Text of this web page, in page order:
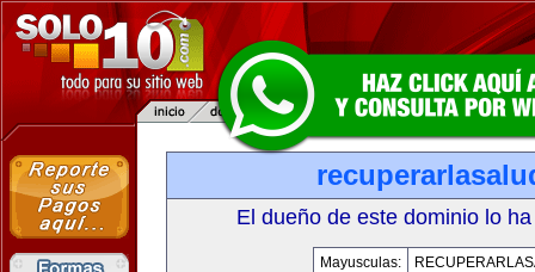
El dueño de este dominio lo
Mayusculas: